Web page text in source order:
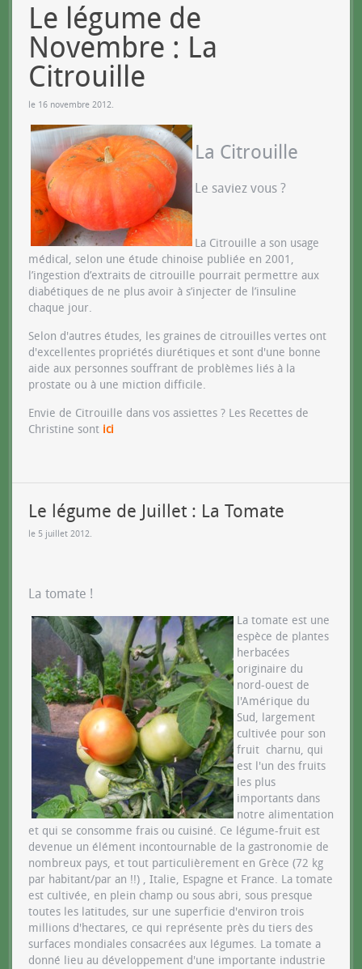
Le légume de
Novembre : La
Citrouille
le 16 novembre 2012.
La Citrouille
Le saviez vous ?
La Citrouille a son usage
médical, selon une étude chinoise publiée en 2001,
l’ingestion d’extraits de citrouille pourrait permettre aux
diabétiques de ne plus avoir à s’injecter de l’insuline
chaque jour.
Selon d'autres études, les graines de citrouilles vertes ont
d'excellentes propriétés diurétiques et sont d'une bonne
aide aux personnes souffrant de problèmes liés à la
prostate ou à une miction difficile.
Envie de Citrouille dans vos assiettes ? Les Recettes de
Christine sont ici
Le légume de Juillet : La Tomate
le 5 juillet 2012.
La tomate !
La tomate est une
espèce de plantes
herbacées
originaire du
nord-ouest de
l'Amérique du
Sud, largement
cultivée pour son
fruit charnu, qui
est l'un des fruits
les plus
importants dans
notre alimentation
et qui se consomme frais ou cuisiné. Ce légume-fruit est
devenue un élément incontournable de la gastronomie de
nombreux pays, et tout particulièrement en Grèce (72 kg
par habitant/par an !!) , Italie, Espagne et France. La tomate
est cultivée, en plein champ ou sous abri, sous presque
toutes les latitudes, sur une superficie d'environ trois
millions d'hectares, ce qui représente près du tiers des
surfaces mondiales consacrées aux légumes. La tomate a
donné lieu au développement d'une importante industrie